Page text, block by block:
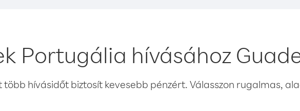
Portugália hívásához
több hívásidőt biztosít kevesebb pénzért. Válasszon rugalmas,